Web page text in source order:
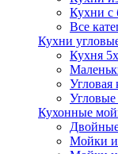
Кухни с
Все
Кухни
Кухня
Угловая
Угловые
Кухонные
Мойки